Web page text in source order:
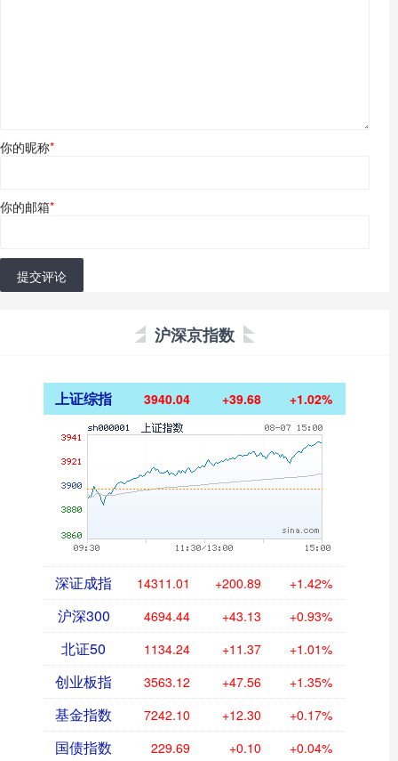
你的昵称*
你的邮箱*
提交评论
沪深京指数
上证综指 3940.04 +39.68 +1.02%
深证成指 14311.01 +200.89 +1.42%
沪深300 4694.44 +43.13 +0.93%
北证50 1134.24 +11.37 +1.01%
创业板指 3563.12 +47.56 +1.35%
基金指数 7242.10 +12.30 +0.17%
国债指数 229.69 +0.10 +0.04%